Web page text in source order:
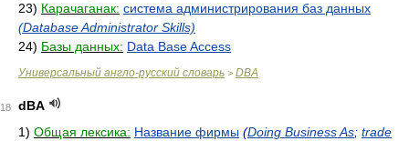
23) Карачаганак: система администрирования баз данных
(Database Administrator Skills)
24) Базы данных: Data Base Access
Универсальный англо-русский словарь > DBA
18
dBA
1) Общая лексика: Название фирмы (Doing Business As; trade